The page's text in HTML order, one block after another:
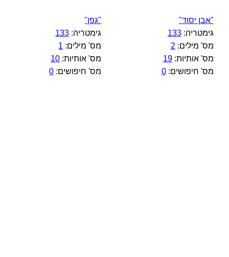
"אבן יסוד"
גימטריה:133
מס' מילים: 2
מס' אותיות:19
מס' חיפושים:0
"גפן"
גימטריה: 133
מס' מילים: 1
מס' אותיות: 10
מס' חיפושים: 0